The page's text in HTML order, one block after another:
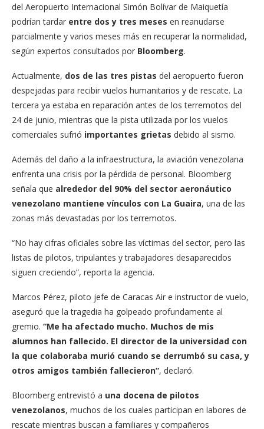
del Aeropuerto Internacional Simón Bolívar de Maiquetía
podrían tardar entre dos y tres meses en reanudarse
parcialmente y varios meses más en recuperar la normalidad,
según expertos consultados por Bloomberg.
Actualmente, dos de las tres pistas del aeropuerto fueron
despejadas para recibir vuelos humanitarios y de rescate. La
tercera ya estaba en reparación antes de los terremotos del
24 de junio, mientras que la pista utilizada por los vuelos
comerciales sufrió importantes grietas debido al sismo.
Además del daño a la infraestructura, la aviación venezolana
enfrenta una crisis por la pérdida de personal. Bloomberg
señala que alrededor del 90% del sector aeronáutico
venezolano mantiene vínculos con La Guaira, una de las
zonas más devastadas por los terremotos.
“No hay cifras oficiales sobre las víctimas del sector, pero las
listas de pilotos, tripulantes y trabajadores desaparecidos
siguen creciendo”, reporta la agencia.
Marcos Pérez, piloto jefe de Caracas Air e instructor de vuelo,
aseguró que la tragedia ha golpeado profundamente al
gremio. “Me ha afectado mucho. Muchos de mis
alumnos han fallecido. El director de la universidad con
la que colaboraba murió cuando se derrumbó su casa, y
otros amigos también fallecieron”, declaró.
Bloomberg entrevistó a una docena de pilotos
venezolanos, muchos de los cuales participan en labores de
rescate mientras buscan a familiares y compañeros